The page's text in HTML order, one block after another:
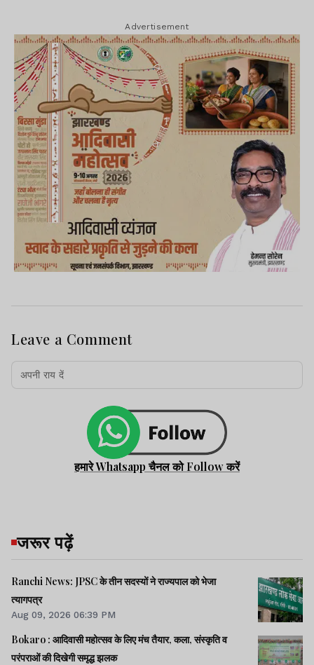
Advertisement
Leave a Comment
हमारे Whatsapp चैनल को Follow करें
जरूर पढ़ें
Ranchi News: JPSC के तीन सदस्यों ने राज्यपाल को भेजा
त्यागपत्र
Aug 09, 2026 06:39 PM
Bokaro : आदिवासी महोत्सव के लिए मंच तैयार, कला, संस्कृति व
परंपराओं की दिखेगी समृद्ध झलक